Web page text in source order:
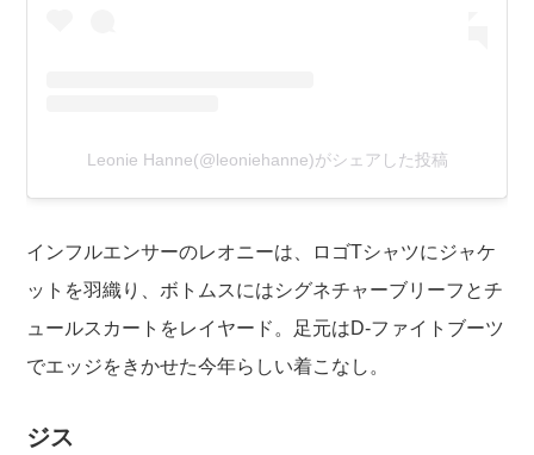
Leonie Hanne(@leoniehanne)がシェアした投稿
インフルエンサーのレオニーは、ロゴTシャツにジャケ
ットを羽織り、ボトムスにはシグネチャーブリーフとチ
ュールスカートをレイヤード。足元はD-ファイトブーツ
でエッジをきかせた今年らしい着こなし。
ジス